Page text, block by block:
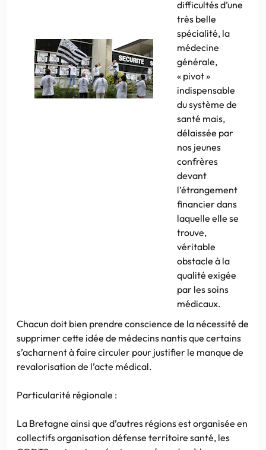
difficultés d’une
très belle
spécialité, la
médecine
générale,
« pivot »
indispensable
du système de
santé mais,
délaissée par
nos jeunes
confrères
devant
l’étrangement
financier dans
laquelle elle se
trouve,
véritable
obstacle à la
qualité exigée
par les soins
médicaux.
Chacun doit bien prendre conscience de la nécessité de
supprimer cette idée de médecins nantis que certains
s’acharnent à faire circuler pour justifier le manque de
revalorisation de l’acte médical.
Particularité régionale :
La Bretagne ainsi que d’autres régions est organisée en
collectifs organisation défense territoire santé, les